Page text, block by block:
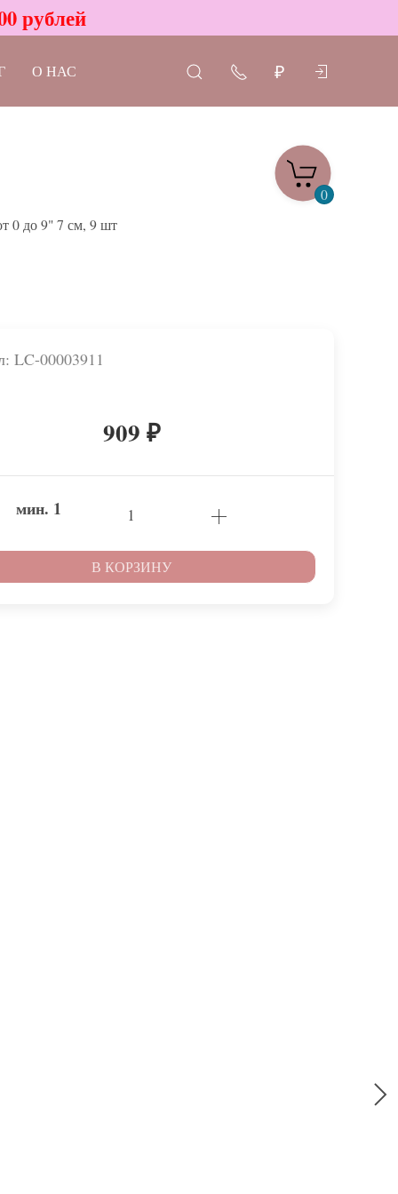
рублей
О НАС ₽
0
0 до 9" 7 см, 9 шт
LC-00003911
909 ₽
мин. 1
В КОРЗИНУ